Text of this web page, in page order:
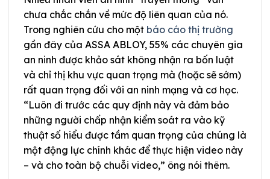
chưa chắc chắn về mức độ liên quan của nó.
Trong nghiên cứu cho một báo cáo thị trường
gần đây của ASSA ABLOY, 55% các chuyên gia
an ninh được khảo sát không nhận ra bốn luật
và chỉ thị khu vực quan trọng mà (hoặc sẽ sớm)
rất quan trọng đối với an ninh mạng và cơ học.
“Luôn đi trước các quy định này và đảm bảo
những người chấp nhận kiểm soát ra vào kỹ
thuật số hiểu được tầm quan trọng của chúng là
một động lực chính khác để thực hiện video này
– và cho toàn bộ chuỗi video,” ông nói thêm.